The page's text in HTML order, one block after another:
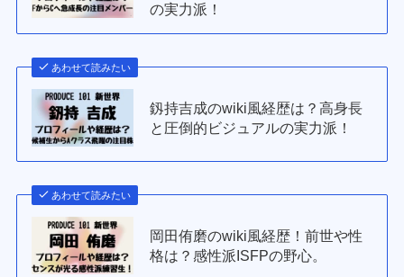
の実力派！
あわせて読みたい
釼持吉成のwiki風経歴は？高身長
と圧倒的ビジュアルの実力派！
あわせて読みたい
岡田侑磨のwiki風経歴！前世や性
格は？感性派ISFPの野心。